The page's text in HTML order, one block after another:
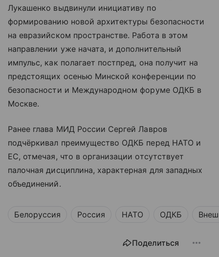
Лукашенко выдвинули инициативу по
формированию новой архитектуры безопасности
на евразийском пространстве. Работа в этом
направлении уже начата, и дополнительный
импульс, как полагает постпред, она получит на
предстоящих осенью Минской конференции по
безопасности и Международном форуме ОДКБ в
Москве.
Ранее глава МИД России Сергей Лавров
подчёркивал преимущество ОДКБ перед НАТО и
ЕС, отмечая, что в организации отсутствует
палочная дисциплина, характерная для западных
объединений.
Белоруссия Россия НАТО ОДКБ
Поделиться